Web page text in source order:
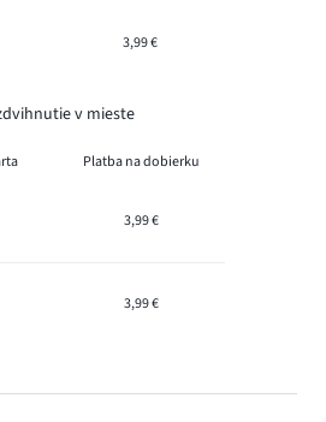
3,99 €
v mieste
Platba na dobierku
3,99 €
3,99 €